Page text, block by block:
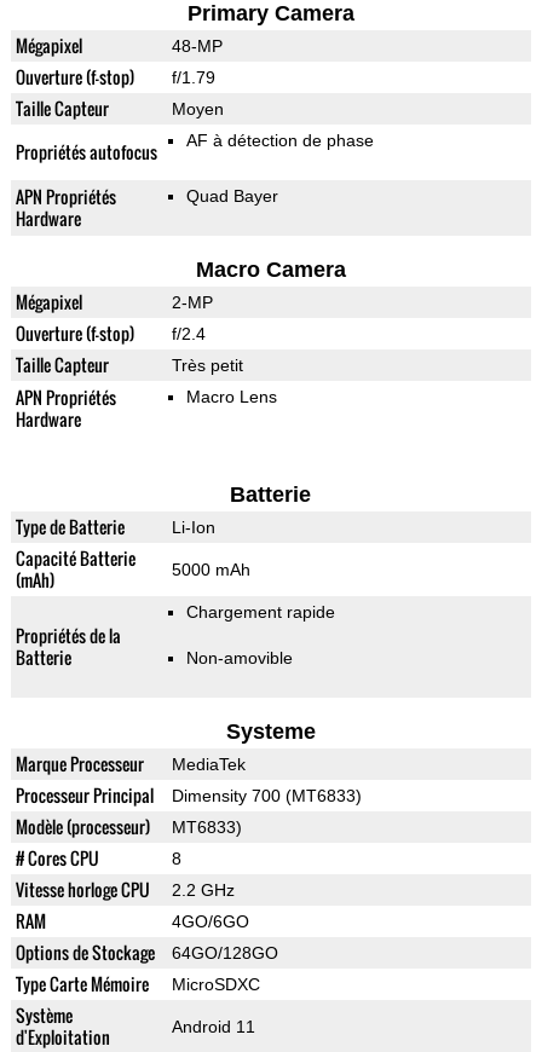
Primary Camera
Mégapixel 48-MP
Ouverture (f-stop) f/1.79
Taille Capteur Moyen
Propriétés autofocus AF à détection de phase
APN Propriétés
Hardware
Quad Bayer
Macro Camera
Mégapixel 2-MP
Ouverture (f-stop) f/2.4
Taille Capteur Très petit
APN Propriétés
Hardware
Macro Lens
Batterie
Type de Batterie Li-Ion
Capacité Batterie
(mAh)
5000 mAh
Propriétés de la
Batterie
Chargement rapide
Non-amovible
Systeme
Marque Processeur MediaTek
Processeur Principal Dimensity 700 (MT6833)
Modèle (processeur) MT6833)
# Cores CPU 8
Vitesse horloge CPU 2.2 GHz
RAM 4GO/6GO
Options de Stockage 64GO/128GO
Type Carte Mémoire MicroSDXC
Système
d'Exploitation
Android 11